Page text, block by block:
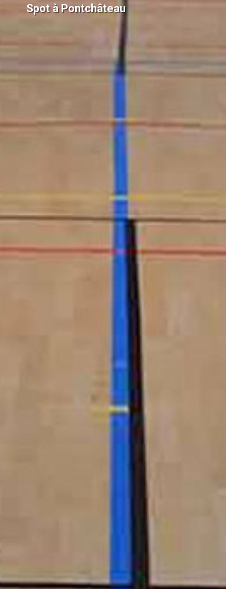
Spot à Pontchâteau